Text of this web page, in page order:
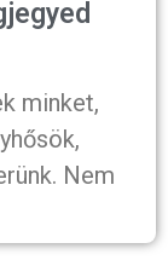
minket,
Nem